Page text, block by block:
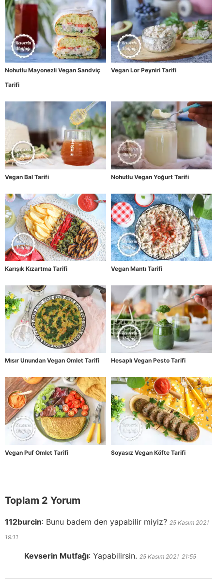
Nohutlu Mayonezli Vegan Sandviç
Tarifi
Vegan Lor Peyniri Tarifi
Vegan Bal Tarifi Nohutlu Vegan Yoğurt Tarifi
Karışık Kızartma Tarifi Vegan Mantı Tarifi
Mısır Unundan Vegan Omlet Tarifi Hesaplı Vegan Pesto Tarifi
Vegan Puf Omlet Tarifi Soyasız Vegan Köfte Tarifi
Toplam 2 Yorum
112burcin: Bunu badem den yapabilir miyiz? 25 Kasım 2021
19:11
Kevserin Mutfağı: Yapabilirsin. 25 Kasım 2021 21:55